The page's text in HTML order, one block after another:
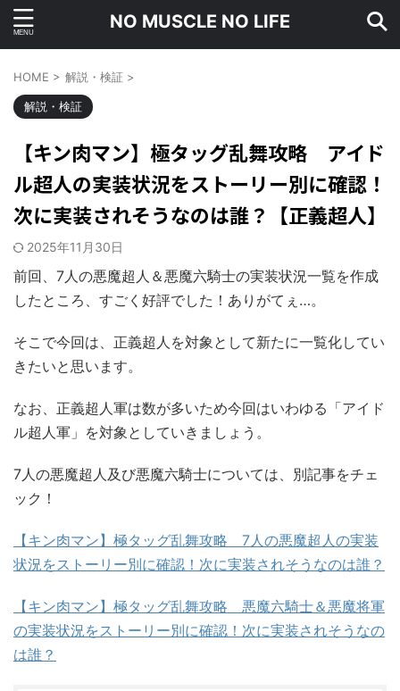
NO MUSCLE NO LIFE
HOME > 解説・検証 >
解説・検証
【キン肉マン】極タッグ乱舞攻略 アイド
ル超人の実装状況をストーリー別に確認！
次に実装されそうなのは誰？【正義超人】
2025年11月30日
前回、7人の悪魔超人＆悪魔六騎士の実装状況一覧を作成
したところ、すごく好評でした！ありがてぇ…。
そこで今回は、正義超人を対象として新たに一覧化してい
きたいと思います。
なお、正義超人軍は数が多いため今回はいわゆる「アイド
ル超人軍」を対象としていきましょう。
7人の悪魔超人及び悪魔六騎士については、別記事をチェ
ック！
【キン肉マン】極タッグ乱舞攻略 7人の悪魔超人の実装
状況をストーリー別に確認！次に実装されそうなのは誰？
【キン肉マン】極タッグ乱舞攻略 悪魔六騎士＆悪魔将軍
の実装状況をストーリー別に確認！次に実装されそうなの
は誰？